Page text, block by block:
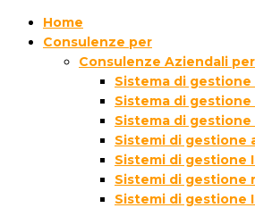
Home
Consulenze per
Consulenze Aziendali per
Sistema di gestione
Sistema di gestione
Sistema di gestione
Sistemi di gestione
Sistemi di gestione
Sistemi di gestione
Sistemi di gestione